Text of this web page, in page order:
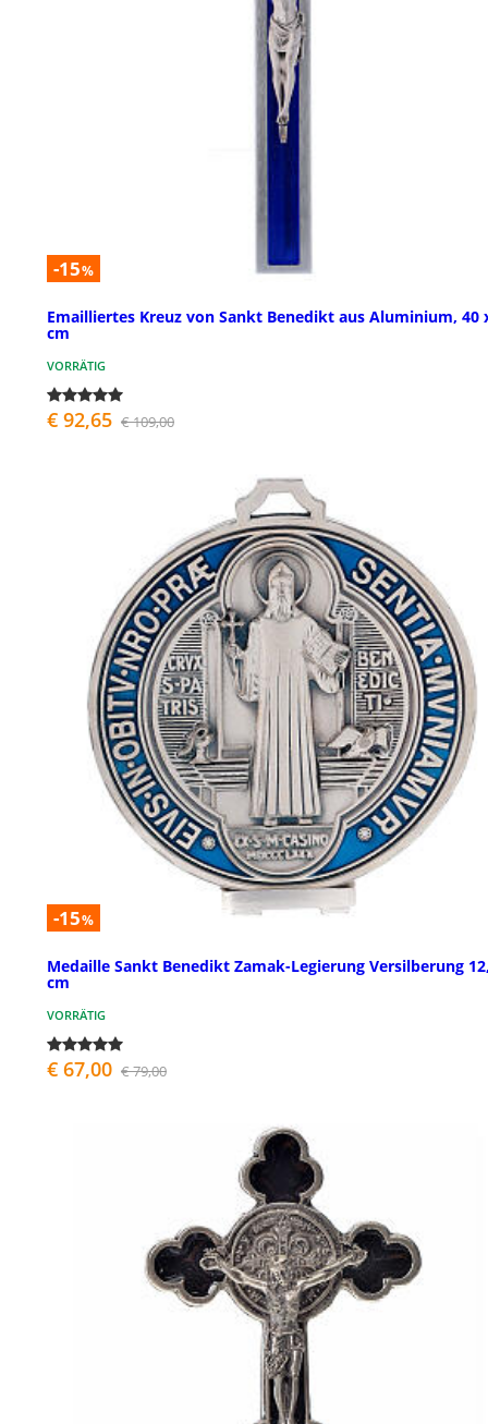
-15%
Emailliertes Kreuz von Sankt Benedikt aus Aluminium, 40
cm
VORRÄTIG
€ 92,65 € 109,00
-15%
Medaille Sankt Benedikt Zamak-Legierung Versilberung
cm
VORRÄTIG
€ 67,00 € 79,00